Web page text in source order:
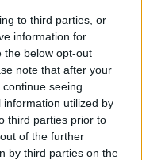
to third parties, or
information for
the below opt-out
note that after your
seeing
utilized by
third parties prior to
of the further
by third parties on the
di
si